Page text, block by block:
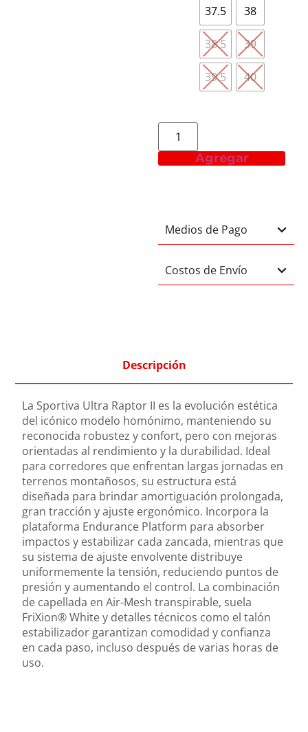
37.5 38
38.5 39
39.5 40
Agregar
Medios de Pago
Costos de Envío
Descripción
La Sportiva Ultra Raptor II es la evolución estética
del icónico modelo homónimo, manteniendo su
reconocida robustez y confort, pero con mejoras
orientadas al rendimiento y la durabilidad. Ideal
para corredores que enfrentan largas jornadas en
terrenos montañosos, su estructura está
diseñada para brindar amortiguación prolongada,
gran tracción y ajuste ergonómico. Incorpora la
plataforma Endurance Platform para absorber
impactos y estabilizar cada zancada, mientras que
su sistema de ajuste envolvente distribuye
uniformemente la tensión, reduciendo puntos de
presión y aumentando el control. La combinación
de capellada en Air-Mesh transpirable, suela
FriXion® White y detalles técnicos como el talón
estabilizador garantizan comodidad y confianza
en cada paso, incluso después de varias horas de
uso.